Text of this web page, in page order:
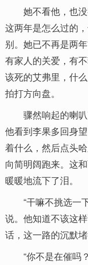
她不看他，也
这两年是怎么过的
别。她已不再是两
有家人的关爱，有
该死的艾弗里，什
拍打方向盘。
骤然响起的喇
他看到李果多回身
着什么，然后点头
向简明阔跑来。这
暖暖地流下了泪。
“干嘛不挑选一
说。他知道不该这
话，这一路的沉默堵
“你不是在催吗